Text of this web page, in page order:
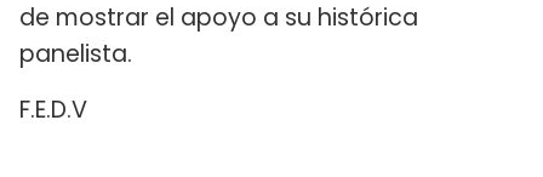
de mostrar el apoyo a su histórica
panelista.
F.E.D.V